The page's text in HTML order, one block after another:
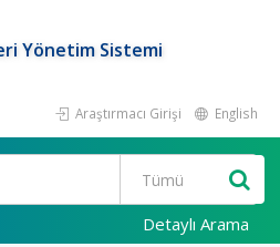
Yönetim Sistemi
Araştırmacı Girişi English
Detaylı Arama